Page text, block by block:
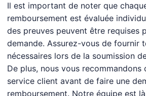
Il est important de noter que
remboursement est évaluée
des preuves peuvent être requises
demande. Assurez-vous de fournir
nécessaires lors de la soumission
De plus, nous vous
service client avant de faire une
remboursement. Notre équipe est